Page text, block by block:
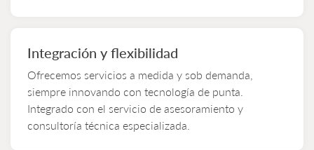
Integración y flexibilidad
Ofrecemos servicios a medida y sob demanda,
siempre innovando con tecnología de punta.
Integrado con el servicio de asesoramiento y
consultoría técnica especializada.